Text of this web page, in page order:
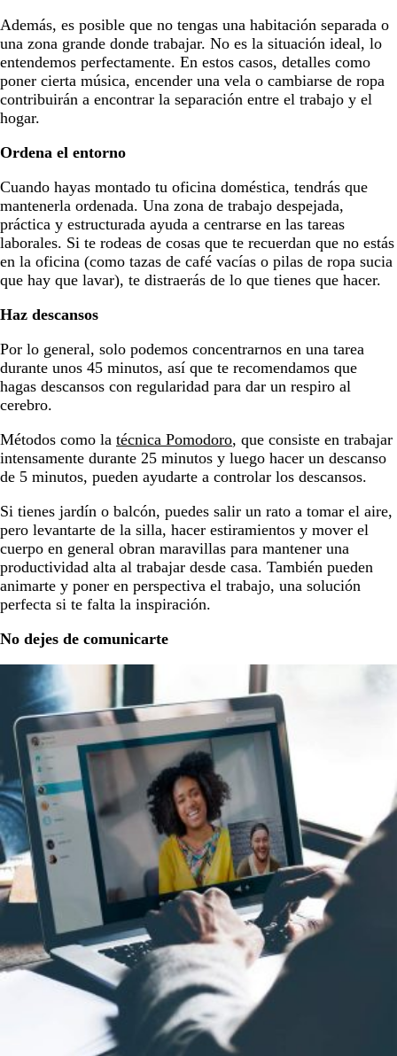
Además, es posible que no tengas una habitación separada o
una zona grande donde trabajar. No es la situación ideal, lo
entendemos perfectamente. En estos casos, detalles como
poner cierta música, encender una vela o cambiarse de ropa
contribuirán a encontrar la separación entre el trabajo y el
hogar.
Ordena el entorno
Cuando hayas montado tu oficina doméstica, tendrás que
mantenerla ordenada. Una zona de trabajo despejada,
práctica y estructurada ayuda a centrarse en las tareas
laborales. Si te rodeas de cosas que te recuerdan que no estás
en la oficina (como tazas de café vacías o pilas de ropa sucia
que hay que lavar), te distraerás de lo que tienes que hacer.
Haz descansos
Por lo general, solo podemos concentrarnos en una tarea
durante unos 45 minutos, así que te recomendamos que
hagas descansos con regularidad para dar un respiro al
cerebro.
Métodos como la técnica Pomodoro, que consiste en trabajar
intensamente durante 25 minutos y luego hacer un descanso
de 5 minutos, pueden ayudarte a controlar los descansos.
Si tienes jardín o balcón, puedes salir un rato a tomar el aire,
pero levantarte de la silla, hacer estiramientos y mover el
cuerpo en general obran maravillas para mantener una
productividad alta al trabajar desde casa. También pueden
animarte y poner en perspectiva el trabajo, una solución
perfecta si te falta la inspiración.
No dejes de comunicarte